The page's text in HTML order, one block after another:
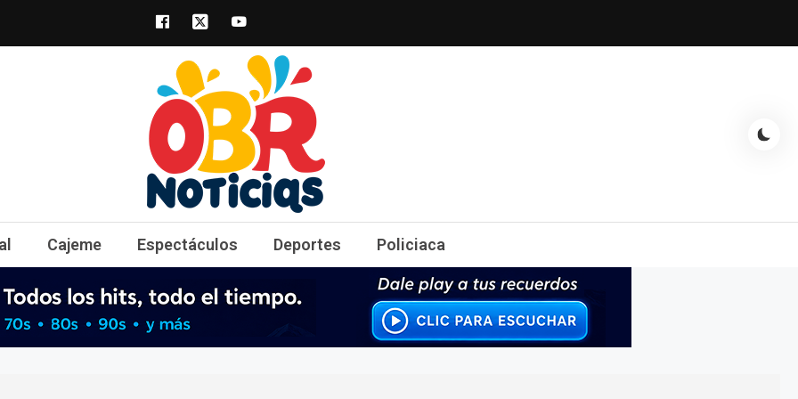
obrnoticias.com
obr noticias noticias, entretenimiento y espectáculos, entrevistas con famosos, showbizz, podcast, chismes y
Cajeme Espectáculos Deportes Policiaca